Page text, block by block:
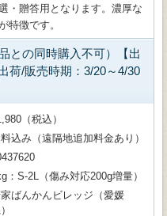
・贈答用となります。濃厚な
特徴です。
との同時購入不可）【出
荷/販売時期：3/20～4/30
（税込）
込み（遠隔地追加料金あり）
：S-2L（傷み対応200g増量）
ばんかんビレッジ（愛媛